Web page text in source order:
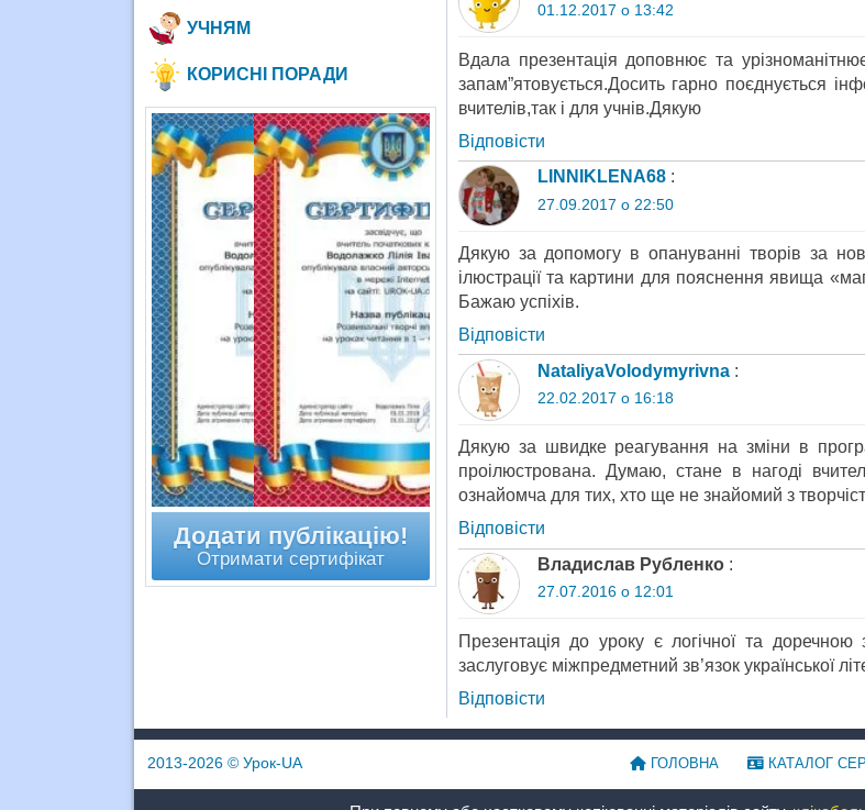
01.12.2017 о 13:42
Вдала презентація доповнює та
запам”ятовується.Досить гарно поєднується
вчителів,так і для учнів.Дякую
Відповіcти
LINNIKLENA68 :
27.09.2017 о 22:50
Дякую за допомогу в опануванні творів за
ілюстрації та картини для пояснення явища
Бажаю успіхів.
Відповіcти
NataliyaVolodymyrivna :
22.02.2017 о 16:18
Дякую за швидке реагування на зміни в
проілюстрована. Думаю, стане в нагоді
ознайомча для тих, хто ще не знайомий з
Відповіcти
Владислав Рубленко :
27.07.2016 о 12:01
Презентація до уроку є логічної та
заслуговує міжпредметний зв’язок української
Відповіcти
УЧНЯМ
КОРИСНІ ПОРАДИ
Додати публікацію!
Отримати сертифікат
2013-2026© Урок-UA ГОЛОВНА КАТАЛОГ